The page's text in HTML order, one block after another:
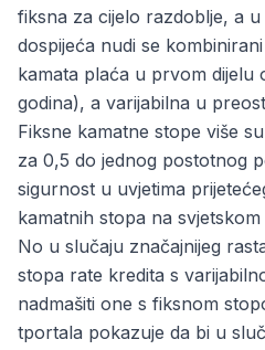
fiksna za cijelo razdoblje, a
dospijeća nudi se
kamata plaća u prvom dijelu
godina), a varijabilna u
Fiksne kamatne stope više
za 0,5 do jednog postotnog
sigurnost u uvjetima
kamatnih stopa na
No u slučaju značajnijeg
stopa rate kredita s
nadmašiti one s fiksnom
tportala pokazuje da bi u